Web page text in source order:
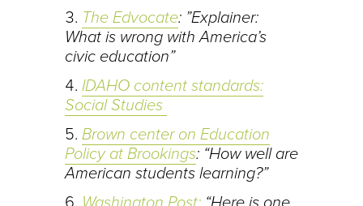
The Edvocate: ”Explainer:
What is wrong with America’s
civic education”
IDAHO content standards:
Social Studies
Brown center on Education
Policy at Brookings: “How well are
American students learning?”